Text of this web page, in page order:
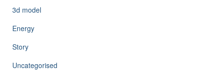
3d model
Energy
Story
Uncategorised